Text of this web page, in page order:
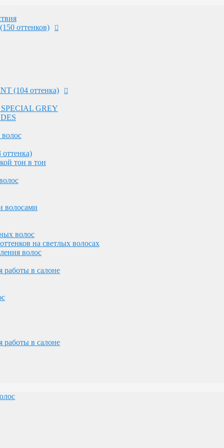
тон в тон
волос
на светлых волосах
волос
в салоне
в салоне
оттенков)
(104 оттенка)
SPECIAL GREY
тон в тон
волосами
волос
на светлых волосах
волос
работы в салоне
работы в салоне